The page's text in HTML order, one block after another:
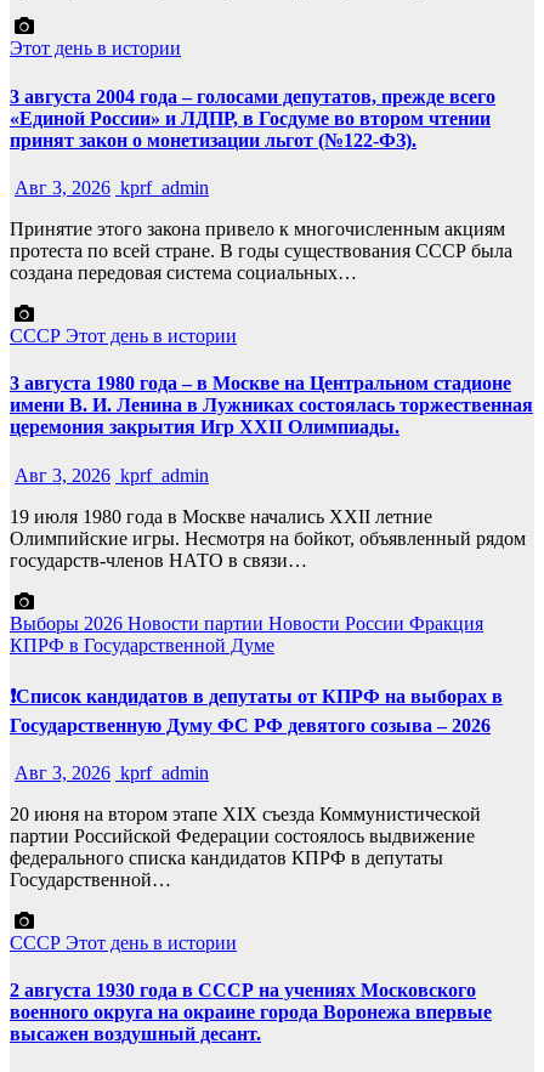
Этот день в истории
3 августа 2004 года – голосами депутатов, прежде всего
«Единой России» и ЛДПР, в Госдуме во втором чтении
принят закон о монетизации льгот (№122-ФЗ).
Авг 3, 2026 kprf_admin
Принятие этого закона привело к многочисленным акциям
протеста по всей стране. В годы существования СССР была
создана передовая система социальных…
СССР Этот день в истории
3 августа 1980 года – в Москве на Центральном стадионе
имени В. И. Ленина в Лужниках состоялась торжественная
церемония закрытия Игр XXII Олимпиады.
Авг 3, 2026 kprf_admin
19 июля 1980 года в Москве начались XXII летние
Олимпийские игры. Несмотря на бойкот, объявленный рядом
государств-членов НАТО в связи…
Выборы 2026 Новости партии Новости России Фракция
КПРФ в Государственной Думе
❗️Список кандидатов в депутаты от КПРФ на выборах в
Государственную Думу ФС РФ девятого созыва – 2026
Авг 3, 2026 kprf_admin
20 июня на втором этапе XIX съезда Коммунистической
партии Российской Федерации состоялось выдвижение
федерального списка кандидатов КПРФ в депутаты
Государственной…
СССР Этот день в истории
2 августа 1930 года в СССР на учениях Московского
военного округа на окраине города Воронежа впервые
высажен воздушный десант.